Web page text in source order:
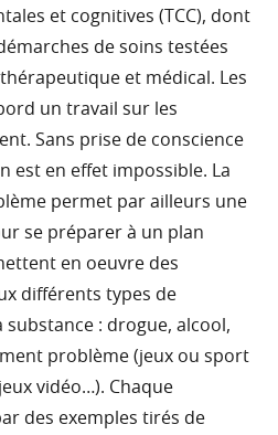
et cognitives (TCC), dont
de soins testées
et médical. Les
un travail sur les
Sans prise de conscience
est en effet impossible. La
permet par ailleurs une
se préparer à un plan
en oeuvre des
différents types de
substance : drogue, alcool,
problème (jeux ou sport
vidéo…). Chaque
des exemples tirés de